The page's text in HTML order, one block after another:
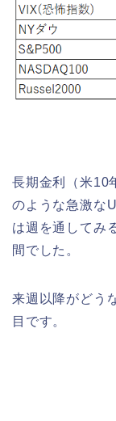
長期金利（米10
のような急激な
は週を通してみ
間でした。
来週以降がどう
目です。